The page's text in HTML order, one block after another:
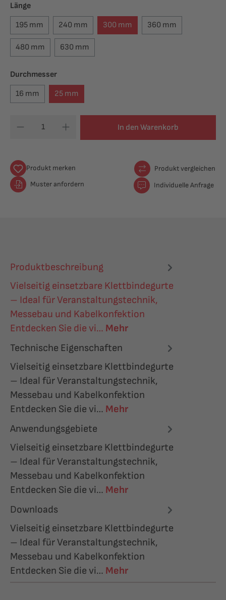
Längeauswählen
195 mm 240 mm 300 mm 360 mm
480 mm 630 mm
Durchmesserauswählen
16 mm 25 mm
In den Warenkorb
Produkt merken
Muster anfordern
Produkt vergleichen
Individuelle Anfrage
Produktbeschreibung
Vielseitig einsetzbare Klettbindegurte
– Ideal für Veranstaltungstechnik,
Messebau und Kabelkonfektion
Entdecken Sie die vi… Mehr
Technische Eigenschaften
Vielseitig einsetzbare Klettbindegurte
– Ideal für Veranstaltungstechnik,
Messebau und Kabelkonfektion
Entdecken Sie die vi… Mehr
Anwendungsgebiete
Vielseitig einsetzbare Klettbindegurte
– Ideal für Veranstaltungstechnik,
Messebau und Kabelkonfektion
Entdecken Sie die vi… Mehr
Downloads
Vielseitig einsetzbare Klettbindegurte
– Ideal für Veranstaltungstechnik,
Messebau und Kabelkonfektion
Entdecken Sie die vi… Mehr